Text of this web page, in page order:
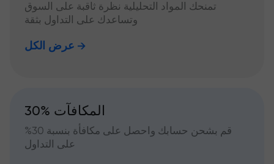
تمنحك المواد التحليلية نظرة ثاقبة على السوق
وتساعدك على التداول بثقة
عرض الكل
30% المكافآت
قم بشحن حسابك واحصل على مكافأة بنسبة 30%
على التداول